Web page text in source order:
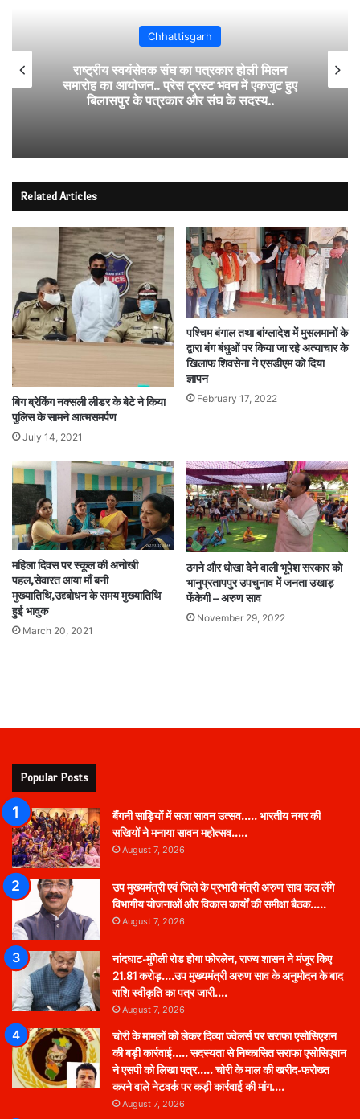
Chhattisgarh
राष्ट्रीय स्वयंसेवक संघ का पत्रकार होली मिलन
समारोह का आयोजन.. प्रेस ट्रस्ट भवन में एकजुट हुए
बिलासपुर के पत्रकार और संघ के सदस्य..
Related Articles
बिग ब्रेकिंग नक्सली लीडर के बेटे ने किया
पुलिस के सामने आत्मसमर्पण
July 14, 2021
पश्चिम बंगाल तथा बांग्लादेश में मुसलमानों के
द्वारा बंग बंधुओं पर किया जा रहे अत्याचार के
खिलाफ शिवसेना ने एसडीएम को दिया
ज्ञापन
February 17, 2022
महिला दिवस पर स्कूल की अनोखी
पहल,सेवारत आया माँ बनी
मुख्यातिथि,उद्द्बोधन के समय मुख्यातिथि
हुई भावुक
March 20, 2021
ठगने और धोखा देने वाली भूपेश सरकार को
भानुप्रतापपुर उपचुनाव में जनता उखाड़
फेंकेगी – अरुण साव
November 29, 2022
Popular Posts
बैंगनी साड़ियों में सजा सावन उत्सव….. भारतीय नगर की
सखियों ने मनाया सावन महोत्सव…..
August 7, 2026
उप मुख्यमंत्री एवं जिले के प्रभारी मंत्री अरुण साव कल लेंगे
विभागीय योजनाओं और विकास कार्यों की समीक्षा बैठक…..
August 7, 2026
नांदघाट-मुंगेली रोड होगा फोरलेन, राज्य शासन ने मंजूर किए
21.81 करोड़….उप मुख्यमंत्री अरुण साव के अनुमोदन के बाद
राशि स्वीकृति का पत्र जारी….
August 7, 2026
चोरी के मामलों को लेकर दिव्या ज्वेलर्स पर सराफा एसोसिएशन
की बड़ी कार्रवाई….. सदस्यता से निष्कासित सराफा एसोसिएशन
ने एसपी को लिखा पत्र….. चोरी के माल की खरीद-फरोख्त
करने वाले नेटवर्क पर कड़ी कार्रवाई की मांग….
August 7, 2026